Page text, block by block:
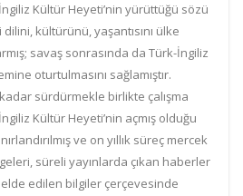
Kültür Heyeti’nin yürüttüğü sözü
kültürünü, yaşantısını ülke
savaş sonrasında da Türk-İngiliz
oturtulmasını sağlamıştır.
sürdürmekle birlikte çalışma
Kültür Heyeti’nin açmış olduğu
ve on yıllık süreç mercek
süreli yayınlarda çıkan haberler
edilen bilgiler çerçevesinde